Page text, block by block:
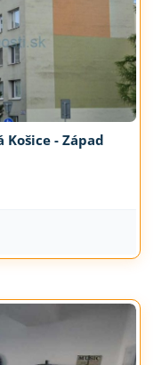
- Západ